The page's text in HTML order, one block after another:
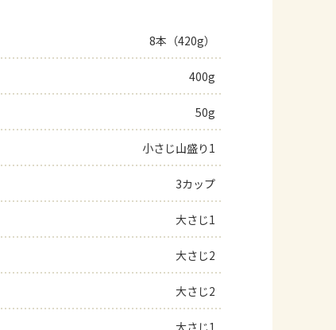
よくあるお問い合わせ
お買い物
8本（420g）
400g
50g
小さじ山盛り1
3カップ
大さじ1
大さじ2
大さじ2
大さじ1